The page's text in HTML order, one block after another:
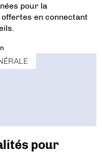
pour la
en connectant
pour